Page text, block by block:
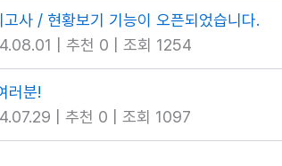
고사 / 현황보기 기능이 오픈되었습니다.
추천 0 조회 1254
러분!
추천 0 조회 1097